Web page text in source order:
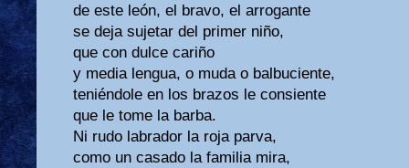
de este león, el bravo, el arrogante
se deja sujetar del primer niño,
que con dulce cariño
y media lengua, o muda o balbuciente,
teniéndole en los brazos le consiente
que le tome la barba.
Ni rudo labrador la roja parva,
como un casado la familia mira,